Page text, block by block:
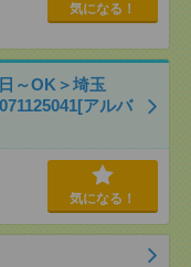
気になる！
～OK＞埼玉
アルバ
気になる！